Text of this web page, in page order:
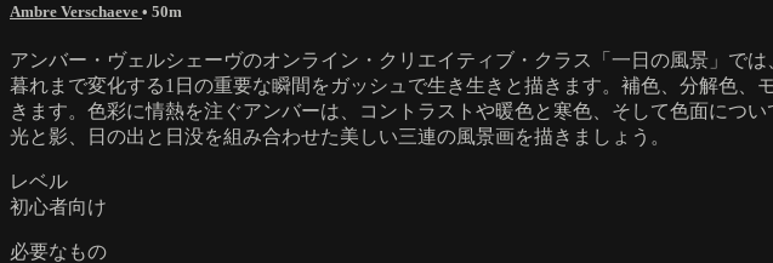
Ambre Verschaeve • 50m
アンバー・ヴェルシェーヴのオンライン・クリエイティブ・クラス「一日の風景」で
暮れまで変化する1日の重要な瞬間をガッシュで生き生きと描きます。補色、分解色
きます。色彩に情熱を注ぐアンバーは、コントラストや暖色と寒色、そして色面につ
光と影、日の出と日没を組み合わせた美しい三連の風景画を描きましょう。
レベル
初心者向け
必要なもの